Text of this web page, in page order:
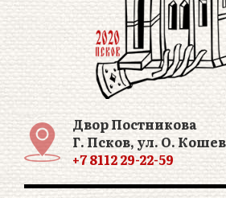
Двор Постникова
Г. Псков, ул. О.
+7 8112 29-22-59